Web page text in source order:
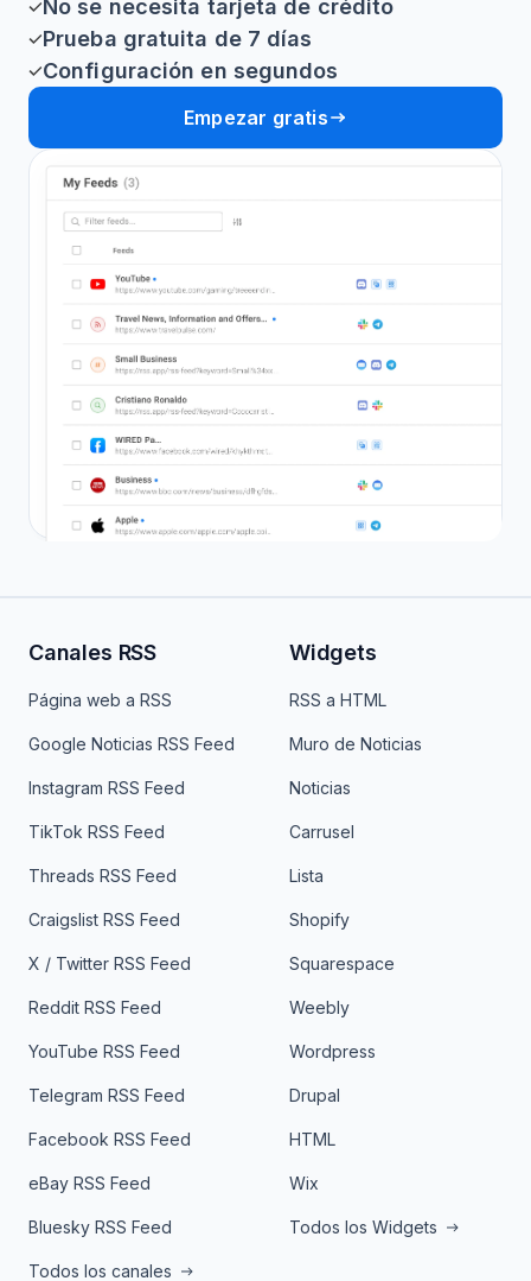
No se necesita tarjeta de crédito
Prueba gratuita de 7 días
Configuración en segundos
Empezar gratis
Canales RSS
Página web a RSS
Google Noticias RSS Feed
Instagram RSS Feed
TikTok RSS Feed
Threads RSS Feed
Craigslist RSS Feed
X / Twitter RSS Feed
Reddit RSS Feed
YouTube RSS Feed
Telegram RSS Feed
Facebook RSS Feed
eBay RSS Feed
Bluesky RSS Feed
Todos los canales
Widgets
RSS a HTML
Muro de Noticias
Noticias
Carrusel
Lista
Shopify
Squarespace
Weebly
Wordpress
Drupal
HTML
Wix
Todos los Widgets